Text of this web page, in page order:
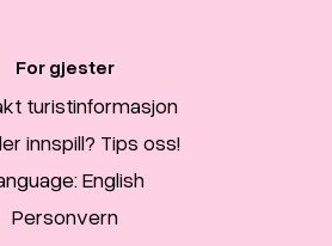
For gjester
turistinformasjon
innspill? Tips oss!
English
Personvern